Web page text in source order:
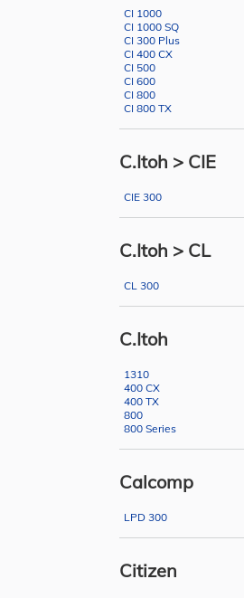
CI 1000
CI 1000 SQ
CI 300 Plus
CI 400 CX
CI 500
CI 600
CI 800
CI 800 TX
C.Itoh > CIE
CIE 300
C.Itoh > CL
CL 300
C.Itoh
1310
400 CX
400 TX
800
800 Series
Calcomp
LPD 300
Citizen